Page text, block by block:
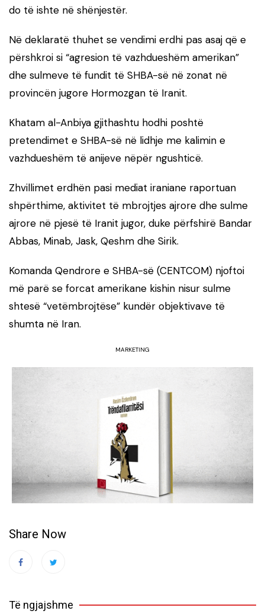
do të ishte në shënjestër.
Në deklaratë thuhet se vendimi erdhi pas asaj që e
përshkroi si “agresion të vazhdueshëm amerikan”
dhe sulmeve të fundit të SHBA-së në zonat në
provincën jugore Hormozgan të Iranit.
Khatam al-Anbiya gjithashtu hodhi poshtë
pretendimet e SHBA-së në lidhje me kalimin e
vazhdueshëm të anijeve nëpër ngushticë.
Zhvillimet erdhën pasi mediat iraniane raportuan
shpërthime, aktivitet të mbrojtjes ajrore dhe sulme
ajrore në pjesë të Iranit jugor, duke përfshirë Bandar
Abbas, Minab, Jask, Qeshm dhe Sirik.
Komanda Qendrore e SHBA-së (CENTCOM) njoftoi
më parë se forcat amerikane kishin nisur sulme
shtesë “vetëmbrojtëse” kundër objektivave të
shumta në Iran.
MARKETING
Share Now
Të ngjajshme